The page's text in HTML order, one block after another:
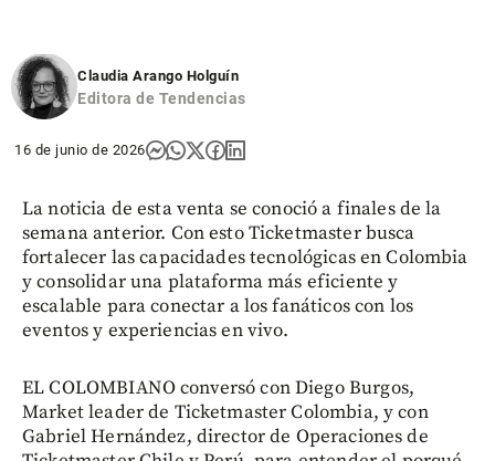
Claudia Arango Holguín
Editora de Tendencias
16 de junio de 2026
La noticia de esta venta se conoció a finales de la
semana anterior. Con esto Ticketmaster busca
fortalecer las capacidades tecnológicas en Colombia
y consolidar una plataforma más eficiente y
escalable para conectar a los fanáticos con los
eventos y experiencias en vivo.
EL COLOMBIANO conversó con Diego Burgos,
Market leader de Ticketmaster Colombia, y con
Gabriel Hernández, director de Operaciones de